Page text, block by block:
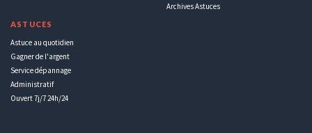
ASTUCES
Astuce au quotidien
Gagner de l'argent
Service dépannage
Administratif
Ouvert 7j/7 24h/24
Archives Astuces